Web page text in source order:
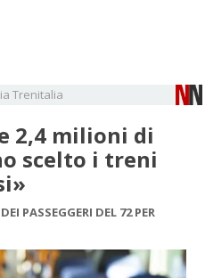
Trenitalia
2,4 milioni di
scelto i treni
PASSEGGERI DEL 72 PER